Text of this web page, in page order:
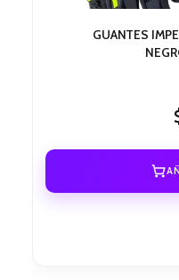
GUANTES